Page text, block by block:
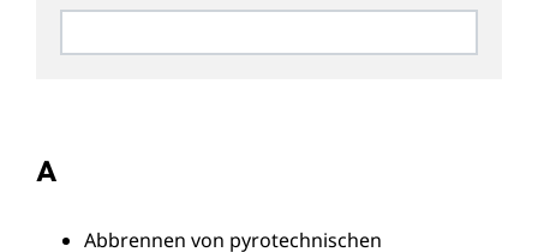
A
Abbrennen von pyrotechnischen